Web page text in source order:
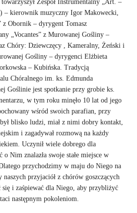
Zespół Instrumentalny „Art. –
– kierownik muzyczny Igor Makowecki,
z Obornik – dyrygent Tomasz
„Vocantes” z Murowanej Gośliny –
Chóry: Dziewczęcy , Kameralny, Żeński i
Gośliny – dyrygenci Elżbieta
– Kubińska. Tradycją
Chóralnego im. ks. Edmunda
Goślinie jest spotkanie przy grobie ks.
w tym roku minęło 10 lat od jego
wśród swoich parafian, przy
blisko ludzi, miał z nimi dobry kontakt,
i zagadywał rozmową na każdy
Uczynił wiele dobrego dla
Nim znalazła swoje stałe miejsce w
przychodzimy w maju do Niego na
przyjaciół z chórów goszczących
i zaśpiewać dla Niego, aby przybliżyć
następnym pokoleniom.